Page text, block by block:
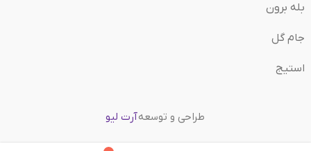
بله برون
جام گل
استیج
طراحی و توسعهآرت لیو